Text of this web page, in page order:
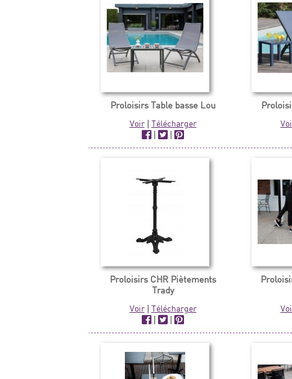
Proloisirs Table basse Lou
Voir| Télécharger
|
|
Proloisirs CHR Piètements
Trady
Voir| Télécharger
|
|